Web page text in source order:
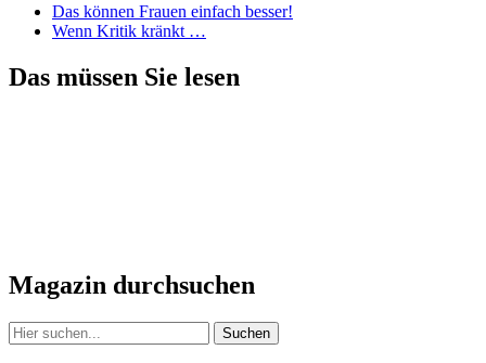
Das können Frauen einfach besser!
Wenn Kritik kränkt …
Das müssen Sie lesen
Magazin durchsuchen
Suchen